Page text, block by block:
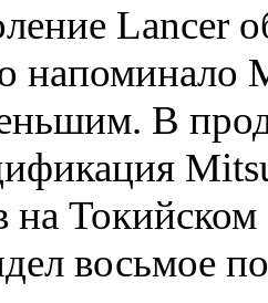
Lancer
напоминало
В
Токийском
восьмое